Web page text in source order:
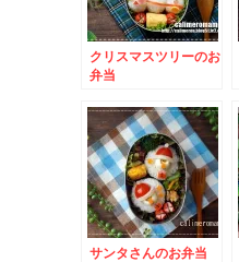
クリスマスツリーのお
弁当
サンタさんのお弁当